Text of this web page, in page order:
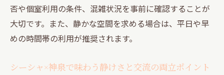
否や個室利用の条件、混雑状況を事前に確認することが
大切です。また、静かな空間を求める場合は、平日や早
めの時間帯の利用が推奨されます。
シーシャ×神泉で味わう静けさと交流の両立ポイント